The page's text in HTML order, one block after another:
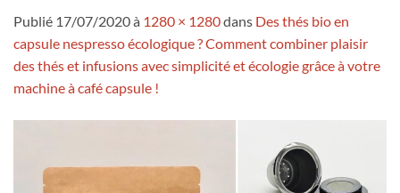
Publié 17/07/2020à 1280 × 1280dans Des thés bio en
capsule nespresso écologique ? Comment combiner plaisir
des thés et infusions avec simplicité et écologie grâce à votre
machine à café capsule !